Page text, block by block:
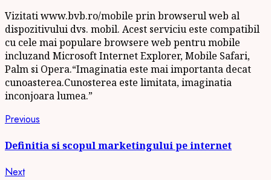
Vizitati www.bvb.ro/mobile prin browserul web al
dispozitivului dvs. mobil. Acest serviciu este compatibil
cu cele mai populare browsere web pentru mobile
incluzand Microsoft Internet Explorer, Mobile Safari,
Palm si Opera.“Imaginatia este mai importanta decat
cunoasterea.Cunosterea este limitata, imaginatia
inconjoara lumea.”
Continue
Reading
Previous
Definitia si scopul marketingului pe internet
NextNext